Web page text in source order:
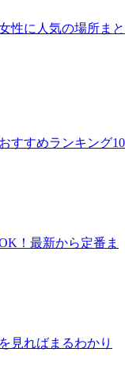
性に人気の場所まと
すすめランキング10
！最新から定番ま
見ればまるわかり